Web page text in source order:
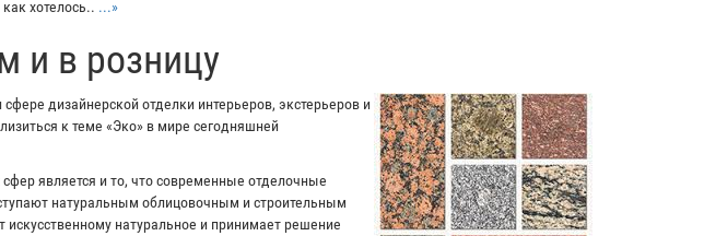
хотелось.. ...»
и в розницу
дизайнерской отделки интерьеров, экстерьеров и
к теме «Эко» в мире сегодняшней
является и то, что современные отделочные
натуральным облицовочным и строительным
натуральное и принимает решение